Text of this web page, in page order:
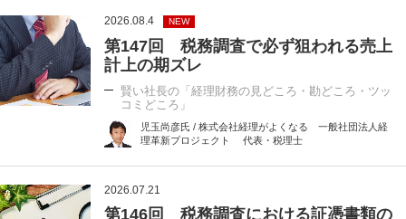
2026.08.4 NEW
第147回 税務調査で必ず狙われる売上
計上の期ズレ
賢い社長の「経理財務の見どころ・勘どころ・ツッ
コミどころ」
児玉尚彦氏 / 株式会社経理がよくなる 一般社団法人経
理革新プロジェクト 代表・税理士
2026.07.21
第146回 税務調査における証憑書類の